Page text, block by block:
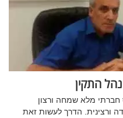
התקין
חברתי מלא שמחה ורצון
ורצינית. הדרך לעשות זאת